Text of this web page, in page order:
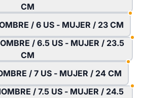
CM
/ 6 US - MUJER / 23 CM
/ 6.5 US - MUJER / 23.5
CM
/ 7 US - MUJER / 24 CM
/ 7.5 US - MUJER / 24.5